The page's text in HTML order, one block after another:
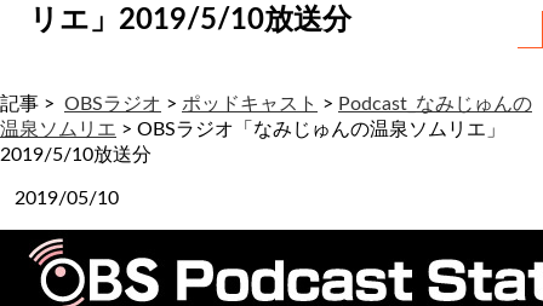
リエ」2019/5/10放送分
記事 > OBSラジオ > ポッドキャスト > Podcast_なみじゅんの
温泉ソムリエ > OBSラジオ「なみじゅんの温泉ソムリエ」
2019/5/10放送分
2019/05/10